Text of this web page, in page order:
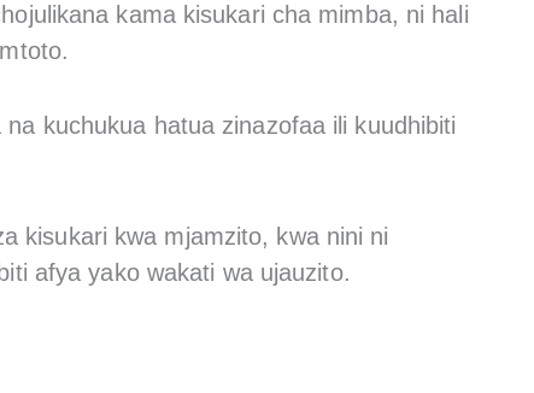
kama kisukari cha mimba, ni hali
kuchukua hatua zinazofaa ili kuudhibiti
kisukari kwa mjamzito, kwa nini ni
afya yako wakati wa ujauzito.